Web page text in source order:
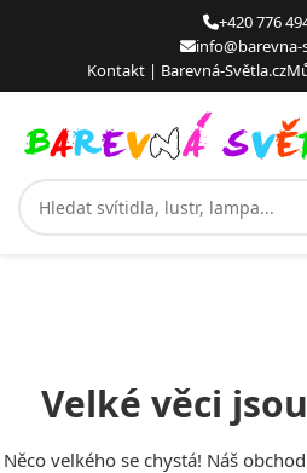
+420 776
info@barevna-
Kontakt | Barevná-Světla.cz
Velké věci
Něco velkého se chystá! Náš